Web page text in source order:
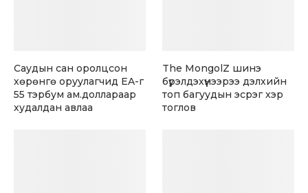
Саудын сан оролцсон
хөрөнгө оруулагчид EA-г
55 тэрбум ам.доллараар
худалдан авлаа
The MongolZ шинэ
бүрэлдэхүүнээрээ дэлхийн
топ багуудын эсрэг хэр
тоглов